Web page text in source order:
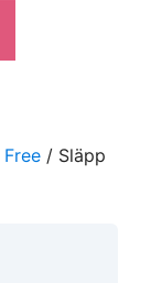
Free / Släpp